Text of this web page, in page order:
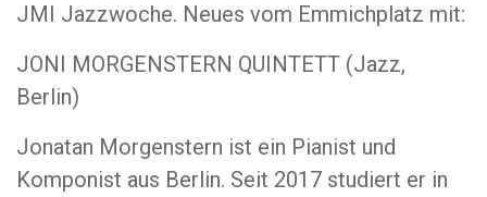
JMI Jazzwoche. Neues vom Emmichplatz mit:
JONI MORGENSTERN QUINTETT (Jazz,
Berlin)
Jonatan Morgenstern ist ein Pianist und
Komponist aus Berlin. Seit 2017 studiert er in